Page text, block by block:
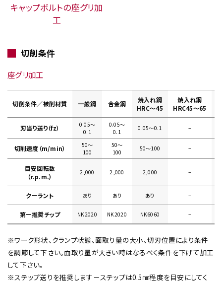
キャップボルトの座グリ加
工
切削条件
座グリ加工
切削条件／被削材質 一般鋼 合金鋼
焼入れ鋼
HRC～45
焼入れ鋼
HRC45～65
刃当り送り（fz）
0.05〜
0.1
0.05〜
0.1
0.05〜0.1 –
切削速度（m/min）
50〜
100
50〜
100
50〜100 –
目安回転数
（r.p.m.）
2,000 2,000 2,000 –
クーラント あり あり あり –
第一推奨チップ NK2020 NK2020 NK6060 –
※ワーク形状、クランプ状態、面取り量の大小、切刃位置により条件
を調節して下さい。面取り量が大きい時はなるべく条件を下げて加工
して下さい。
※ステップ送りを推奨します－ステップは0.5㎜程度を目安にしてく